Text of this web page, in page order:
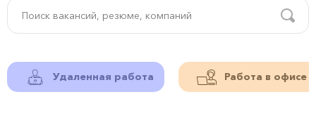
Удаленная работа Работа в офисе